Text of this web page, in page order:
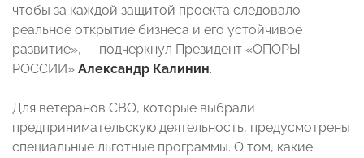
чтобы за каждой защитой проекта следовало
реальное открытие бизнеса и его устойчивое
развитие», — подчеркнул Президент «ОПОРЫ
РОССИИ» Александр Калинин.
Для ветеранов СВО, которые выбрали
предпринимательскую деятельность, предусмотрены
специальные льготные программы. О том, какие